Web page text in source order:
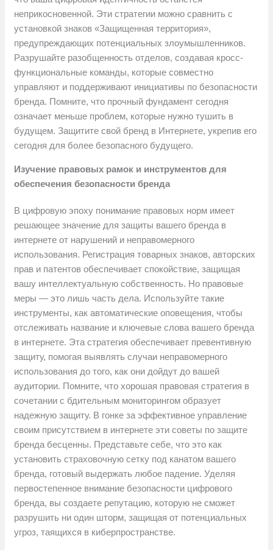
неприкосновенной. Эти стратегии можно сравнить с
установкой знаков «Защищенная территория»,
предупреждающих потенциальных злоумышленников.
Разрушайте разобщенность отделов, создавая кросс-
функциональные команды, которые совместно
управляют и поддерживают инициативы по безопасности
бренда. Помните, что прочный фундамент сегодня
означает меньше проблем, которые нужно тушить в
будущем. Защитите свой бренд в Интернете, укрепив его
сегодня для более безопасного будущего.
Изучение правовых рамок и инструментов для
обеспечения безопасности бренда
В цифровую эпоху понимание правовых норм имеет
решающее значение для защиты вашего бренда в
интернете от нарушений и неправомерного
использования. Регистрация товарных знаков, авторских
прав и патентов обеспечивает спокойствие, защищая
вашу интеллектуальную собственность. Но правовые
меры — это лишь часть дела. Используйте такие
инструменты, как автоматические оповещения, чтобы
отслеживать название и ключевые слова вашего бренда
в интернете. Эта стратегия обеспечивает превентивную
защиту, помогая выявлять случаи неправомерного
использования до того, как они дойдут до вашей
аудитории. Помните, что хорошая правовая стратегия в
сочетании с бдительным мониторингом образует
надежную защиту. В гонке за эффективное управление
своим присутствием в интернете эти советы по защите
бренда бесценны. Представьте себе, что это как
установить страховочную сетку под канатом вашего
бренда, готовый выдержать любое падение. Уделяя
первостепенное внимание безопасности цифрового
бренда, вы создаете репутацию, которую не сможет
разрушить ни один шторм, защищая от потенциальных
угроз, таящихся в киберпространстве.